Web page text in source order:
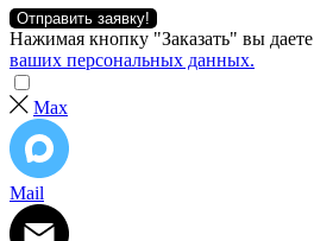
Отправить заявку!
Нажимая кнопку "Заказать" вы даете
ваших персональных данных.
Max
Mail